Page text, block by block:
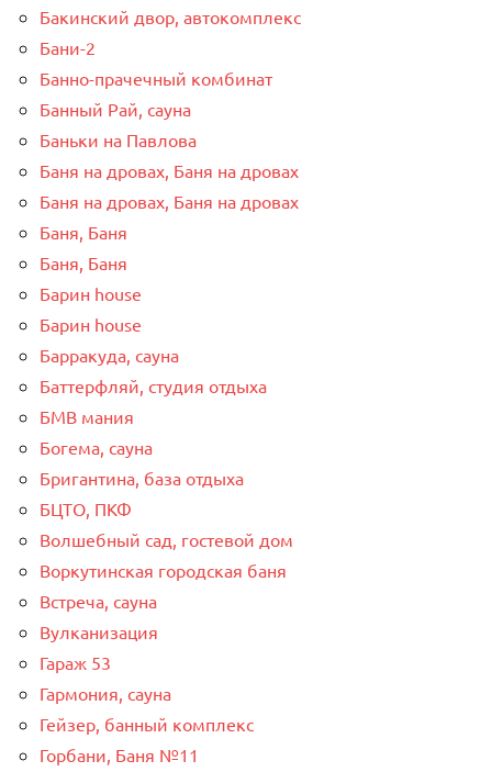
Бакинский двор, автокомплекс
Бани-2
Банно-прачечный комбинат
Банный Рай, сауна
Баньки на Павлова
Баня на дровах, Баня на дровах
Баня на дровах, Баня на дровах
Баня, Баня
Баня, Баня
Барин house
Барин house
Барракуда, сауна
Баттерфляй, студия отдыха
БМВ мания
Богема, сауна
Бригантина, база отдыха
БЦТО, ПКФ
Волшебный сад, гостевой дом
Воркутинская городская баня
Встреча, сауна
Вулканизация
Гараж 53
Гармония, сауна
Гейзер, банный комплекс
Горбани, Баня №11